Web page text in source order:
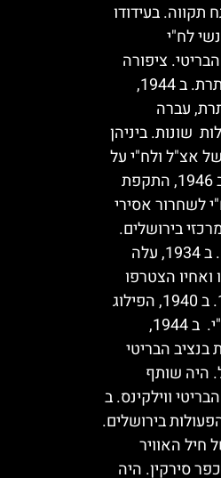
ב 1926, פתח תקווה. בעידודו
לח"י
ציפורה
הפכה למקשרת בינם למחתרת. ב 1944,
עברה
שונות. ביניהן
של אצ"ל ולח"י על
מטה הבולשת בירושלים. וב 1946, התקפת
לשחרור אסירי
בירושלים.
דוד, נולד ב 1924, בתורכיה. ב 1934, עלה
הצטרפו
לאצ"ל גויס גם הוא ב 1938. ב 1940, הפילוג
מהאצ"ל, היה מראשוני לח"י. ב 1944,
הבריטי
היה שותף
ווילקינס. ב
בירושלים.
האוויר
סירקין. היה